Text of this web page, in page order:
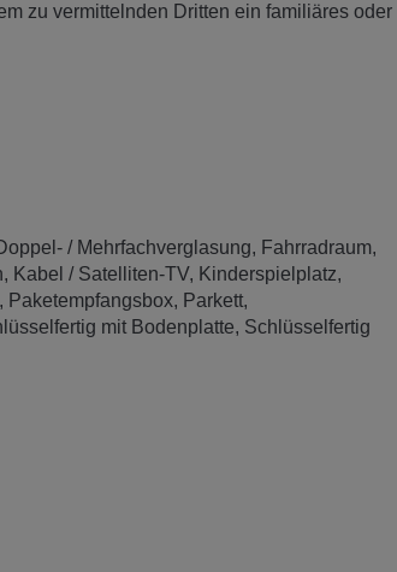
zu vermittelnden Dritten ein familiäres oder
/ Mehrfachverglasung
Fahrradraum
Kabel / Satelliten-TV
Kinderspielplatz
Paketempfangsbox
Parkett
mit Bodenplatte Schlüsselfertig